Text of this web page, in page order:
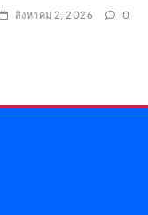
สิงหาคม 2, 2026 0